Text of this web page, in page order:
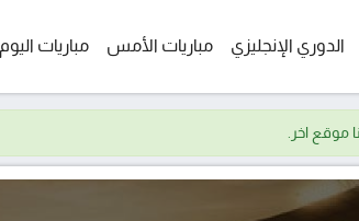
الدوري الإنجليزي مباريات الأمس مباريات اليوم